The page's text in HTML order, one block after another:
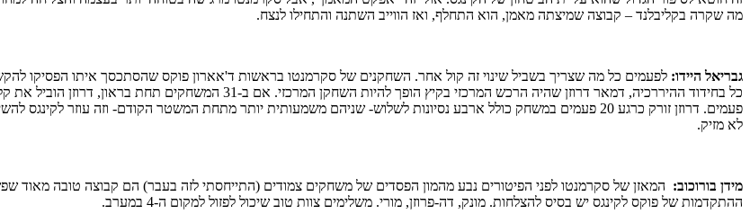
מה שקרה בקליבלנד – קבוצה שמיצתה מאמן, הוא התחלף, ואז הווייב השתנה והתחילו לנצח.
גבריאל היידו: לפעמים כל מה שצריך בשביל שינוי זה קול אחר. השחקנים של סקרמנטו בראשות ד'אארון פוקס שהסתכסך איתו הפסיקו
לא מזיק.
מידן בורוכוב: המאזן של סקרמנטו לפני הפיטורים נבע מהמון הפסדים של משחקים צמודים (התייחסתי לזה בעבר) הם קבוצה טובה מאוד
ההתקדמות של פוקס לקינגס יש בסיס להצלחות. מונק, דה-פרוזן, מורי. משלימים צוות טוב שיכול לפזול למקום ה-4 במערב.